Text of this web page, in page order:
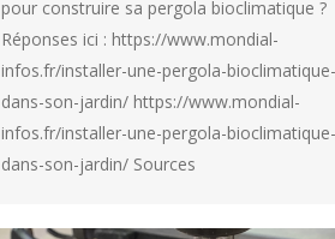
pour construire sa pergola bioclimatique ?
Réponses ici : https://www.mondial-
infos.fr/installer-une-pergola-bioclimatique-
dans-son-jardin/ https://www.mondial-
infos.fr/installer-une-pergola-bioclimatique-
dans-son-jardin/ Sources